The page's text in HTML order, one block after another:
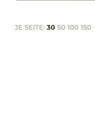
JE SEITE: 30 50 100 150